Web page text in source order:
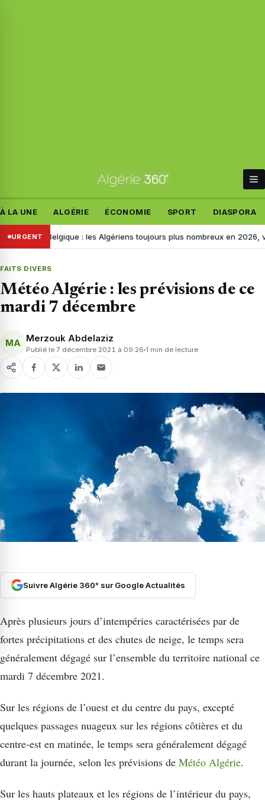
À LA UNE ALGÉRIE ÉCONOMIE SPORT DIASPORA
URGENT
la Belgique : les Algériens toujours plus nombreux en 2026, voici
FAITS DIVERS
Météo Algérie : les prévisions de ce
mardi 7 décembre
MA Merzouk Abdelaziz
Publié le 7 décembre 2021 à 09:26 1 min de lecture
Suivre Algérie 360° sur Google Actualités
Après plusieurs jours d’intempéries caractérisées par de
fortes précipitations et des chutes de neige, le temps sera
généralement dégagé sur l’ensemble du territoire national ce
mardi 7 décembre 2021.
Sur les régions de l’ouest et du centre du pays, excepté
quelques passages nuageux sur les régions côtières et du
centre-est en matinée, le temps sera généralement dégagé
durant la journée, selon les prévisions de Météo Algérie.
Sur les hauts plateaux et les régions de l’intérieur du pays,